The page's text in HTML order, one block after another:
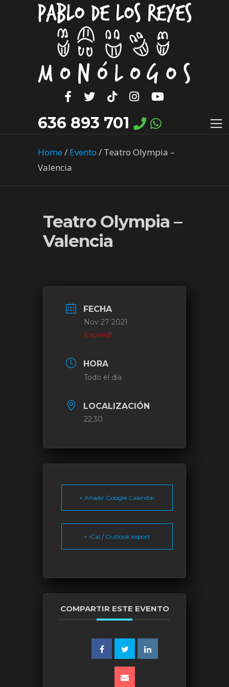
636 893 701
Home/ Evento / Teatro Olympia –
Valencia
Teatro Olympia –
Valencia
FECHA
Nov 27 2021
Expired!
HORA
Todo el día
LOCALIZACIÓN
22:30
+ Añadir Google Calendar
+ iCal / Outlook export
COMPARTIR ESTE EVENTO